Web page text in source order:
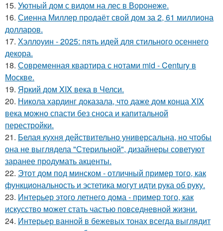
15. Уютный дом с видом на лес в Воронеже.
16. Сиенна Миллер продаёт свой дом за 2, 61 миллиона
долларов.
17. Хэллоуин - 2025: пять идей для стильного осеннего
декора.
18. Современная квартира с нотами mid - Century в
Москве.
19. Яркий дом XIX века в Челси.
20. Никола хардинг доказала, что даже дом конца XIX
века можно спасти без сноса и капитальной
перестройки.
21. Белая кухня действительно универсальна, но чтобы
она не выглядела "Стерильной", дизайнеры советуют
заранее продумать акценты.
22. Этот дом под минском - отличный пример того, как
функциональность и эстетика могут идти рука об руку.
23. Интерьер этого летнего дома - пример того, как
искусство может стать частью повседневной жизни.
24. Интерьер ванной в бежевых тонах всегда выглядит